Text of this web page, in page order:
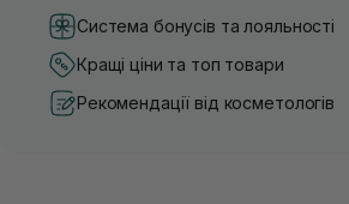
Система бонусів та лояльності
Кращі ціни та топ товари
Рекомендації від косметологів